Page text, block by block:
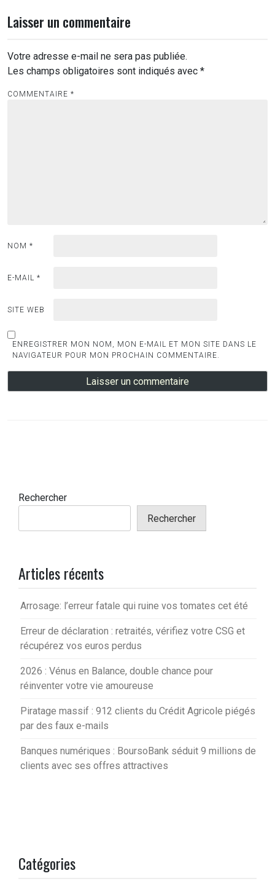
Laisser un commentaire
Votre adresse e-mail ne sera pas publiée.
Les champs obligatoires sont indiqués avec *
COMMENTAIRE *
NOM *
E-MAIL *
SITE WEB
ENREGISTRER MON NOM, MON E-MAIL ET MON SITE DANS LE
NAVIGATEUR POUR MON PROCHAIN COMMENTAIRE.
Rechercher
Rechercher
Articles récents
Arrosage: l’erreur fatale qui ruine vos tomates cet été
Erreur de déclaration : retraités, vérifiez votre CSG et
récupérez vos euros perdus
2026 : Vénus en Balance, double chance pour
réinventer votre vie amoureuse
Piratage massif : 912 clients du Crédit Agricole piégés
par des faux e-mails
Banques numériques : BoursoBank séduit 9 millions de
clients avec ses offres attractives
Catégories